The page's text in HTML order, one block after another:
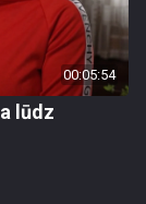
00:05:54
lūdz